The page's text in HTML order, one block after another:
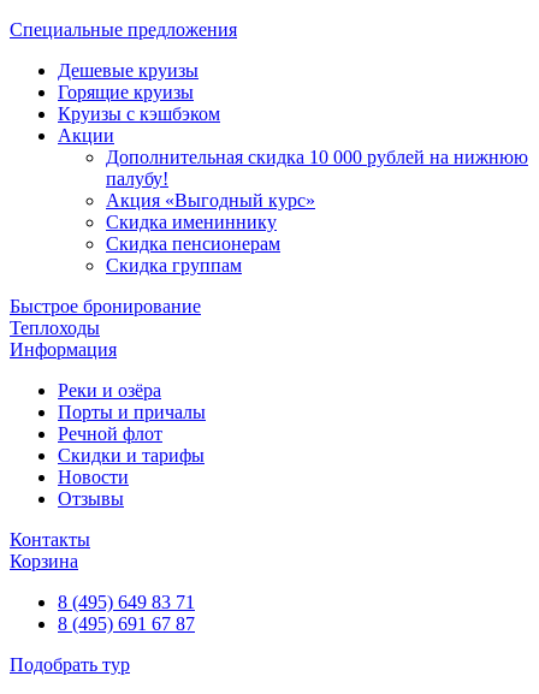
Специальные предложения
Дешевые круизы
Горящие круизы
Круизы с кэшбэком
Акции
Дополнительная скидка 10 000 рублей на нижнюю
палубу!
Акция «Выгодный курс»
Скидка имениннику
Скидка пенсионерам
Скидка группам
Быстрое бронирование
Теплоходы
Информация
Реки и озёра
Порты и причалы
Речной флот
Скидки и тарифы
Новости
Отзывы
Контакты
Корзина
8 (495) 649 83 71
8 (495) 691 67 87
Подобрать тур